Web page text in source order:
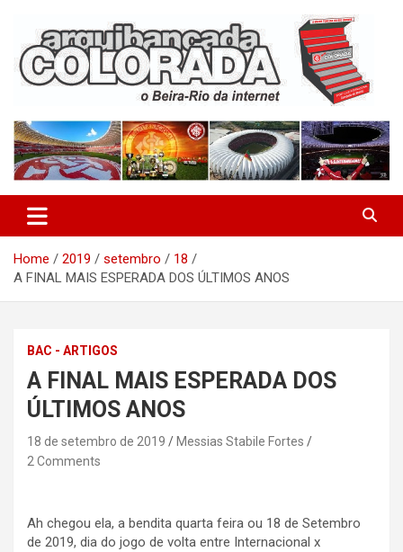
content
Arquibancada Colorada
Home 2019 setembro
18
A FINAL MAIS ESPERADA DOS ÚLTIMOS ANOS
BAC - ARTIGOS
A FINAL MAIS ESPERADA DOS
ÚLTIMOS ANOS
18 de setembro de 2019
Messias Stabile Fortes
2 Comments
Ah chegou ela, a bendita quarta feira ou 18 de Setembro
de 2019, dia do jogo de volta entre Internacional x